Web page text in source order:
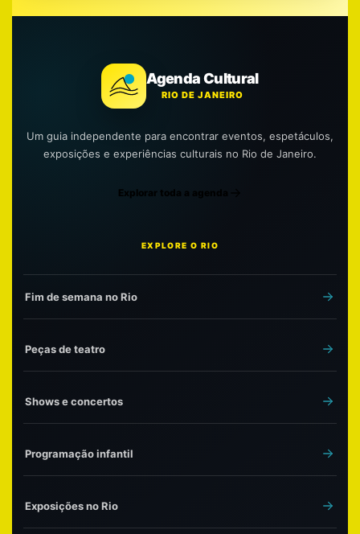
Agenda Cultural
RIO DE JANEIRO
Um guia independente para encontrar eventos, espetáculos,
exposições e experiências culturais no Rio de Janeiro.
Explorar toda a agenda
EXPLORE O RIO
Fim de semana no Rio
Peças de teatro
Shows e concertos
Programação infantil
Exposições no Rio